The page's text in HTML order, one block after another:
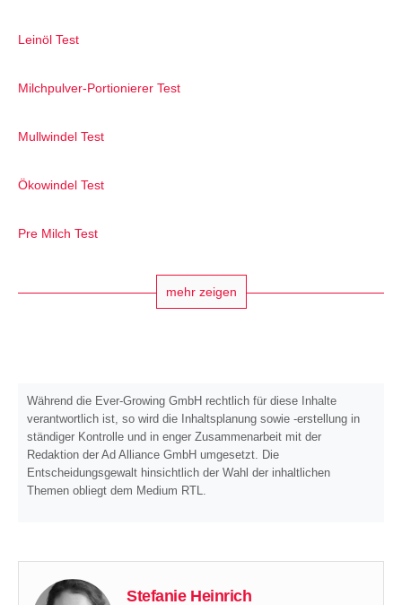
Leinöl Test
Milchpulver-Portionierer Test
Mullwindel Test
Ökowindel Test
Pre Milch Test
mehr zeigen
Während die Ever-Growing GmbH rechtlich für diese Inhalte
verantwortlich ist, so wird die Inhaltsplanung sowie -erstellung in
ständiger Kontrolle und in enger Zusammenarbeit mit der
Redaktion der Ad Alliance GmbH umgesetzt. Die
Entscheidungsgewalt hinsichtlich der Wahl der inhaltlichen
Themen obliegt dem Medium RTL.
Stefanie Heinrich